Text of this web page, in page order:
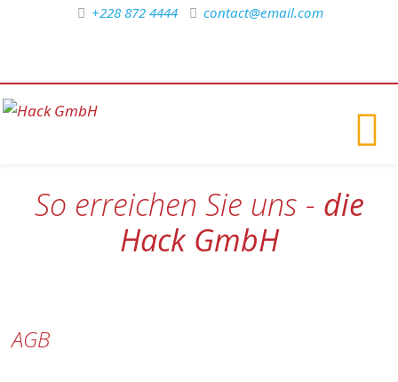
+228 872 4444 contact@email.com
So erreichen Sie uns - die
Hack GmbH
AGB